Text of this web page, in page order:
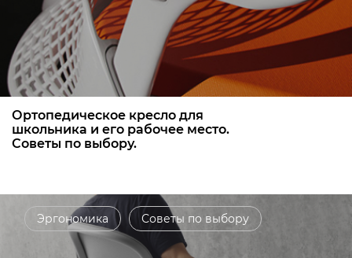
Ортопедическое кресло для
школьника и его рабочее место.
Советы по выбору.
Эргономика Советы по выбору